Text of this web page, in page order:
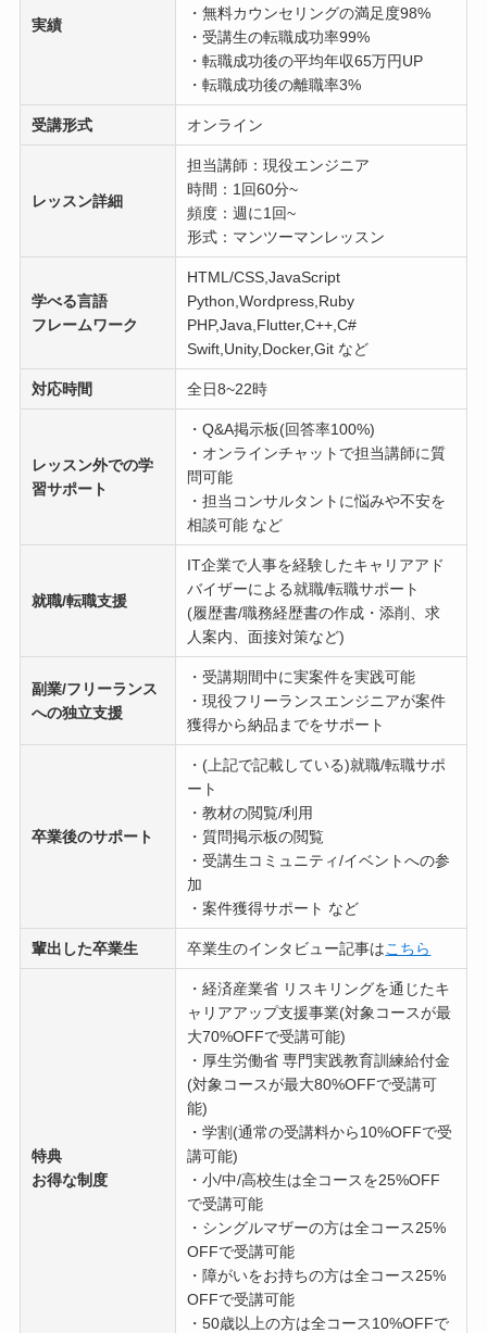
実績
・無料カウンセリングの満足度98%
・受講生の転職成功率99%
・転職成功後の平均年収65万円UP
・転職成功後の離職率3%
受講形式 オンライン
レッスン詳細
担当講師：現役エンジニア
時間：1回60分~
頻度：週に1回~
形式：マンツーマンレッスン
学べる言語
フレームワーク
HTML/CSS,JavaScript
Python,Wordpress,Ruby
PHP,Java,Flutter,C++,C#
Swift,Unity,Docker,Git など
対応時間 全日8~22時
レッスン外での学
習サポート
・Q&A掲示板(回答率100%)
・オンラインチャットで担当講師に質
問可能
・担当コンサルタントに悩みや不安を
相談可能 など
就職/転職支援
IT企業で人事を経験したキャリアアド
バイザーによる就職/転職サポート
(履歴書/職務経歴書の作成・添削、求
人案内、面接対策など)
副業/フリーランス
への独立支援
・受講期間中に実案件を実践可能
・現役フリーランスエンジニアが案件
獲得から納品までをサポート
卒業後のサポート
・(上記で記載している)就職/転職サポ
ート
・教材の閲覧/利用
・質問掲示板の閲覧
・受講生コミュニティ/イベントへの参
加
・案件獲得サポート など
輩出した卒業生 卒業生のインタビュー記事はこちら
特典
お得な制度
・経済産業省 リスキリングを通じたキ
ャリアアップ支援事業(対象コースが最
大70%OFFで受講可能)
・厚生労働省 専門実践教育訓練給付金
(対象コースが最大80%OFFで受講可
能)
・学割(通常の受講料から10%OFFで受
講可能)
・小/中/高校生は全コースを25%OFF
で受講可能
・シングルマザーの方は全コース25%
OFFで受講可能
・障がいをお持ちの方は全コース25%
OFFで受講可能
・50歳以上の方は全コース10%OFFで